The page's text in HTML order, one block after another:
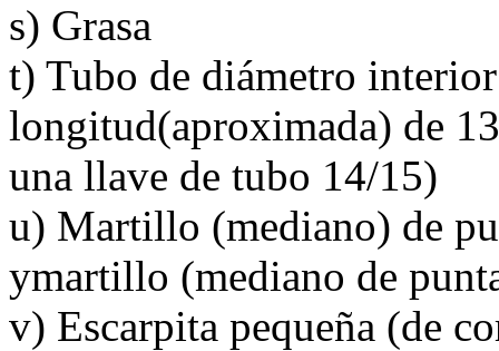
s) Grasa
t) Tubo de diámetro
longitud(aproximada) de
una llave de tubo 14/15)
u) Martillo (mediano) de
ymartillo (mediano de
v) Escarpita pequeña (de